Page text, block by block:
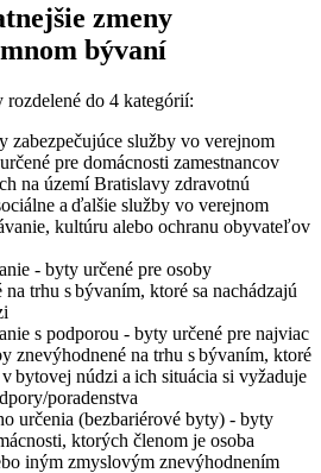
zmeny
bývaní
do 4 kategórií:
zabezpečujúce služby vo verejnom
pre domácnosti zamestnancov
na území Bratislavy zdravotnú
a ďalšie služby vo verejnom
kultúru alebo ochranu obyvateľov
- byty určené pre osoby
na trhu s bývaním, ktoré sa nachádzajú
s podporou - byty určené pre najviac
znevýhodnené na trhu s bývaním, ktoré
v bytovej núdzi a ich situácia si vyžaduje
poradenstva
určenia (bezbariérové byty) - byty
ktorých členom je osoba
iným zmyslovým znevýhodnením